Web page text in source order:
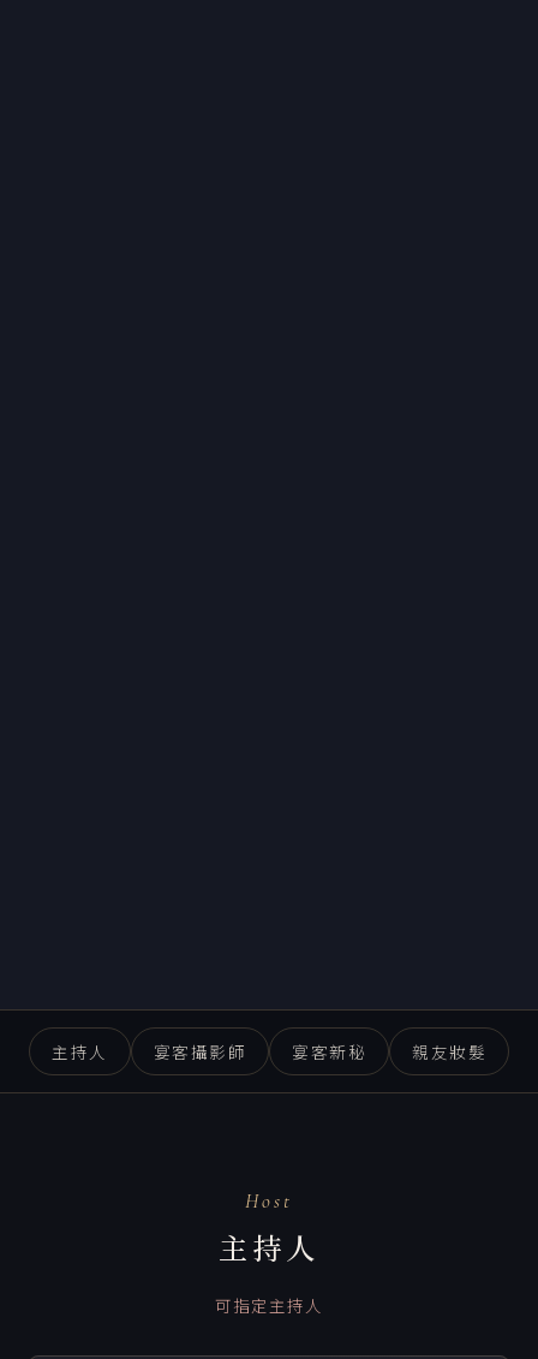
主持人 宴客攝影師 宴客新秘 親友妝髮
Host
主持人
可指定主持人